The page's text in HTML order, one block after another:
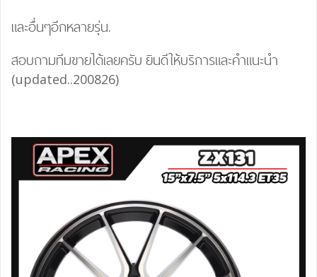
และอื่นๆอีกหลายรุ่น.
สอบถามทีมขายได้เลยครับ ยินดีให้บริการและคำแนะนำ
(updated..200826)